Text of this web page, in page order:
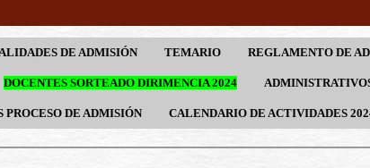
DE ADMISIÓN TEMARIO REGLAMENTO DE
DOCENTES SORTEADO DIRIMENCIA 2024
PROCESO DE ADMISIÓN CALENDARIO DE ACTIVIDADES